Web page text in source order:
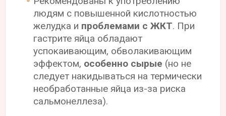
людям с повышенной кислотностью
желудка и проблемами с ЖКТ. При
гастрите яйца обладают
успокаивающим, обволакивающим
эффектом, особенно сырые (но не
следует накидываться на термически
необработанные яйца из-за риска
сальмонеллеза).